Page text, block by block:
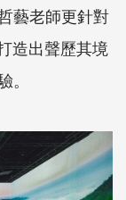
藝老師更針對
造出聲歷其境